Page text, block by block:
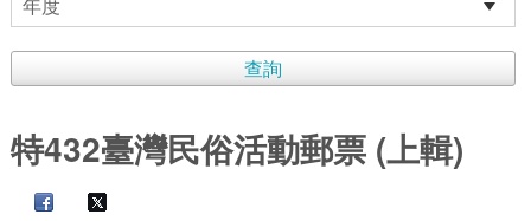
特432臺灣民俗活動郵票 (上輯)